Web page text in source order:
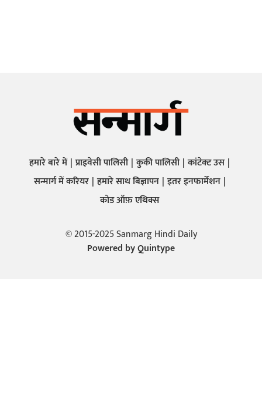
हमारे बारे में प्राइवेसी पालिसी कुकी पालिसी कांटेक्ट उस
सन्मार्ग में करियर हमारे साथ बिज्ञापन इतर इनफार्मेशन
कोड ऑफ़ एथिक्स
© 2015-2025 Sanmarg Hindi Daily
Powered byQuintype